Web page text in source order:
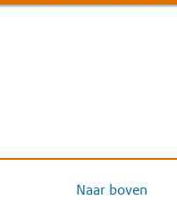
Naar boven